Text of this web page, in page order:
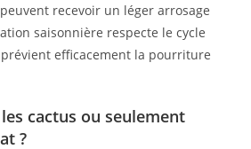
recevoir un léger arrosage
saisonnière respecte le cycle
efficacement la pourriture
cactus ou seulement
?